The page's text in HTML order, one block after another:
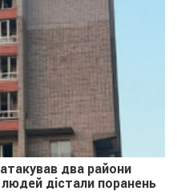
два райони
дістали поранень